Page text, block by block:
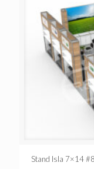
Stand Isla 7×14